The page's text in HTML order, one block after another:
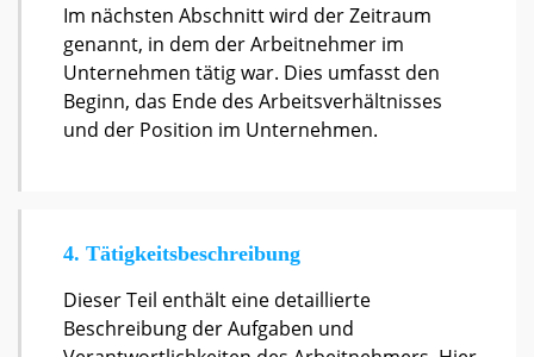
Im nächsten Abschnitt wird der Zeitraum
genannt, in dem der Arbeitnehmer im
Unternehmen tätig war. Dies umfasst den
Beginn, das Ende des Arbeitsverhältnisses
und der Position im Unternehmen.
4. Tätigkeitsbeschreibung
Dieser Teil enthält eine detaillierte
Beschreibung der Aufgaben und